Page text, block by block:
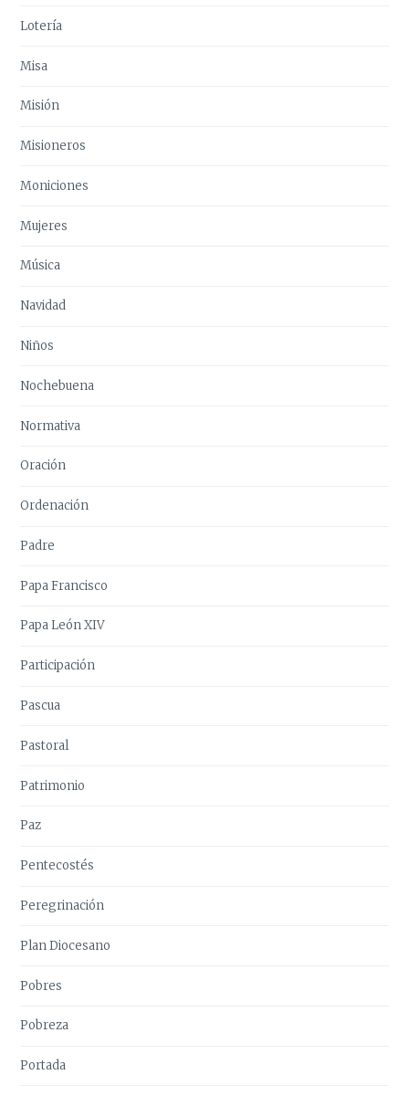
Lotería
Misa
Misión
Misioneros
Moniciones
Mujeres
Música
Navidad
Niños
Nochebuena
Normativa
Oración
Ordenación
Padre
Papa Francisco
Papa León XIV
Participación
Pascua
Pastoral
Patrimonio
Paz
Pentecostés
Peregrinación
Plan Diocesano
Pobres
Pobreza
Portada